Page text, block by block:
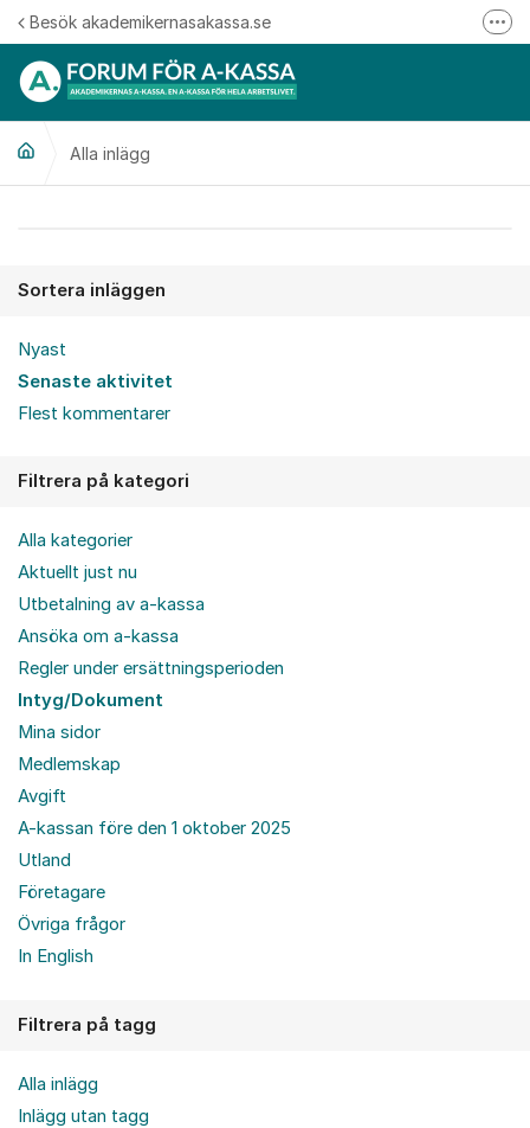
Hoppa till innehåll
Besök akademikernasakassa.se
Alla inlägg
Sortera inläggen
Nyast
Senaste aktivitet
Flest kommentarer
Filtrera på kategori
Alla kategorier
Aktuellt just nu
Utbetalning av a-kassa
Ansöka om a-kassa
Regler under ersättningsperioden
Intyg/Dokument
Mina sidor
Medlemskap
Avgift
A-kassan före den 1 oktober 2025
Utland
Företagare
Övriga frågor
In English
Filtrera på tagg
Alla inlägg
Inlägg utan tagg